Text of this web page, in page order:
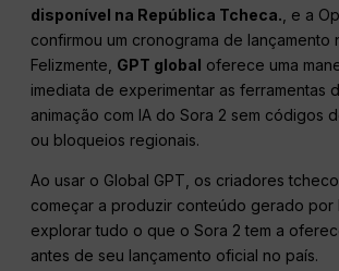
disponível na República Tcheca. , e a
confirmou um cronograma de lançamento
Felizmente, GPT global oferece uma
imediata de experimentar as ferramentas
animação com IA do Sora 2 sem códigos
ou bloqueios regionais.
Ao usar o Global GPT, os criadores
começar a produzir conteúdo gerado por
explorar tudo o que o Sora 2 tem a
antes de seu lançamento oficial no país.